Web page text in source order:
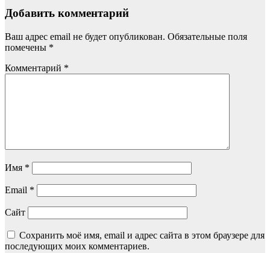
Добавить комментарий
Ваш адрес email не будет опубликован. Обязательные поля
помечены *
Комментарий *
Имя *
Email *
Сайт
Сохранить моё имя, email и адрес сайта в этом браузере для
последующих моих комментариев.